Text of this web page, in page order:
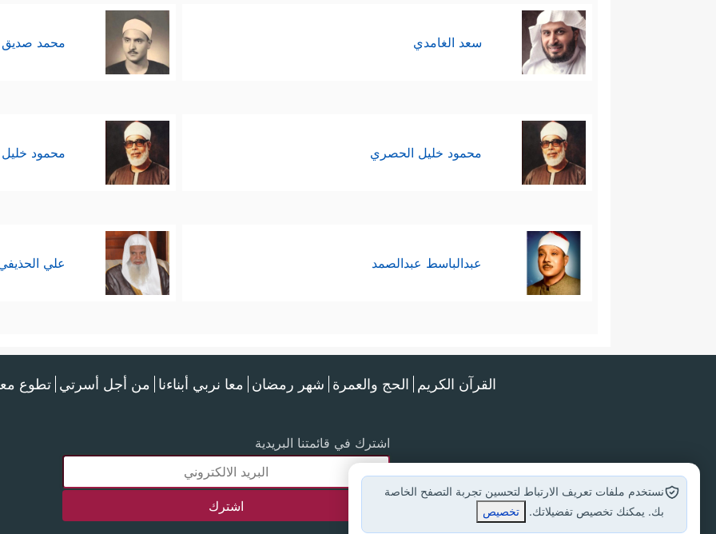
سعد الغامدي محمد صديق
محمود خليل الحصري محمود
عبدالباسط عبدالصمد علي
القرآن الكريم الحج والعمرة شهر رمضان معا نربي أبناءنا من أجل أسرتي تطوع
اشترك في قائمتنا البريدية
نستخدم ملفات تعريف الارتباط لتحسين تجربة التصفح الخاصة
بك. يمكنك تخصيص تفضيلاتك.
تخصيص